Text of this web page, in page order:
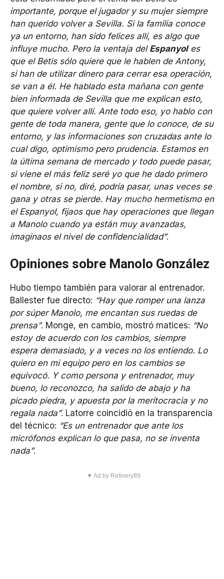
importante, porque el jugador y su mujer siempre
han querido volver a Sevilla. Si la familia conoce
ya un entorno, han sido felices allí, es algo que
influye mucho. Pero la ventaja del Espanyoles
que el Betis sólo quiere que le hablen de Antony,
si han de utilizar dinero para cerrar esa operación,
se van a él. He hablado esta mañana con gente
bien informada de Sevilla que me explican esto,
que quiere volver allí. Ante todo eso, yo hablo con
gente de toda manera, gente que lo conoce, de su
entorno, y las informaciones son cruzadas ante lo
cual digo, optimismo pero prudencia. Estamos en
la última semana de mercado y todo puede pasar,
si viene el más feliz seré yo que he dado primero
el nombre, si no, diré, podría pasar, unas veces se
gana y otras se pierde. Hay mucho hermetismo en
el Espanyol, fijaos que hay operaciones que llegan
a Manolo cuando ya están muy avanzadas,
imaginaos el nivel de confidencialidad”.
Opiniones sobre Manolo González
Hubo tiempo también para valorar al entrenador.
Ballester fue directo: “Hay que romper una lanza
por súper Manolo, me encantan sus ruedas de
prensa”. Monge, en cambio, mostró matices: “No
estoy de acuerdo con los cambios, siempre
espera demasiado, y a veces no los entiendo. Lo
quiero en mi equipo pero en los cambios se
equivocó. Y como persona y entrenador, muy
bueno, lo reconozco, ha salido de abajo y ha
picado piedra, y apuesta por la meritocracia y no
regala nada”. Latorre coincidió en la transparencia
del técnico: “Es un entrenador que ante los
micrófonos explican lo que pasa, no se inventa
nada”.
▼ Ad by Refinery89